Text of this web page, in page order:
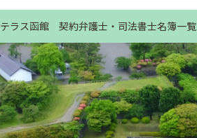
ラス函館 契約弁護士・司法書士名簿一覧